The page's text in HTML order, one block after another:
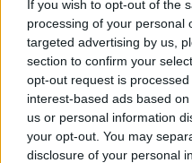
If you wish to opt-out of the
processing of your personal
targeted advertising by us,
section to confirm your
opt-out request is
interest-based ads based
us or personal information
your opt-out. You may
disclosure of your personal
Άνεμοι: Από νότιες
Θερμοκρασία: Από 15
ΜΑΚΕΔΟΝΙΑ, ΘΡΑΚΗ
Καιρός:Στη Θράκη
μεσημβρινές ώρες θα
και θα σημειωθούν